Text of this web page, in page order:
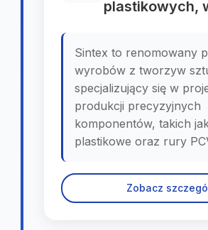
plastikowych,
Sintex to renomowany
wyrobów z tworzyw
specjalizujący się w
produkcji precyzyjnych
komponentów, takich
plastikowe oraz rury
Zobacz